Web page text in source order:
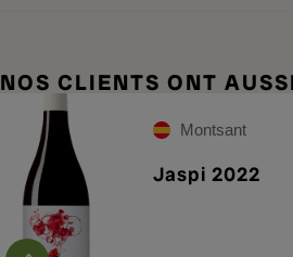
NOS CLIENTS ONT
Montsant
Jaspi 2022